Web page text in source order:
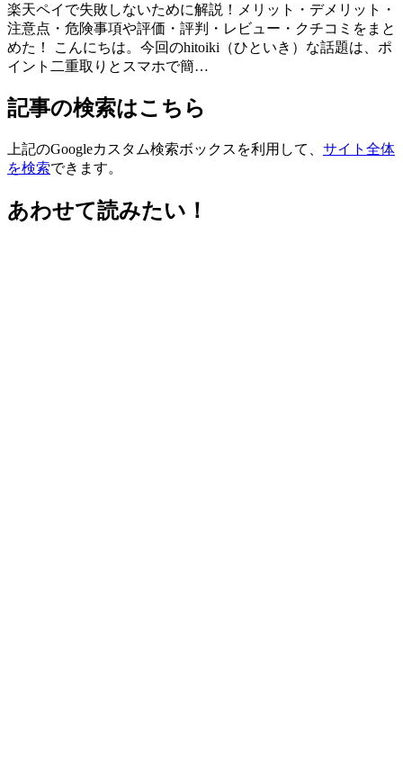
楽天ペイで失敗しないために解説！メリット・デメリット・
注意点・危険事項や評価・評判・レビュー・クチコミをまと
めた！ こんにちは。今回のhitoiki（ひといき）な話題は、ポ
イント二重取りとスマホで簡…
記事の検索はこちら
上記のGoogleカスタム検索ボックスを利用して、 サイト全体
を検索できます。
あわせて読みたい！